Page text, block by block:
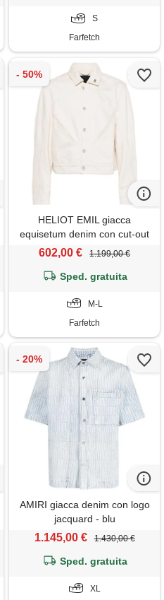
S
Farfetch
HELIOT EMIL giacca
equisetum denim con cut-out
- toni neutri
602,00 € 1.199,00 €
Sped. gratuita
M-L
Farfetch
AMIRI giacca denim con logo
jacquard - blu
1.145,00 € 1.430,00 €
Sped. gratuita
XL